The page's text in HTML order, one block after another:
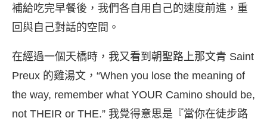
補給吃完早餐後，我們各自用自己的速度前進，重
回與自己對話的空間。
在經過一個天橋時，我又看到朝聖路上那文青 Saint
Preux 的雞湯文，“When you lose the meaning of
the way, remember what YOUR Camino should be,
not THEIR or THE.” 我覺得意思是『當你在徒步路